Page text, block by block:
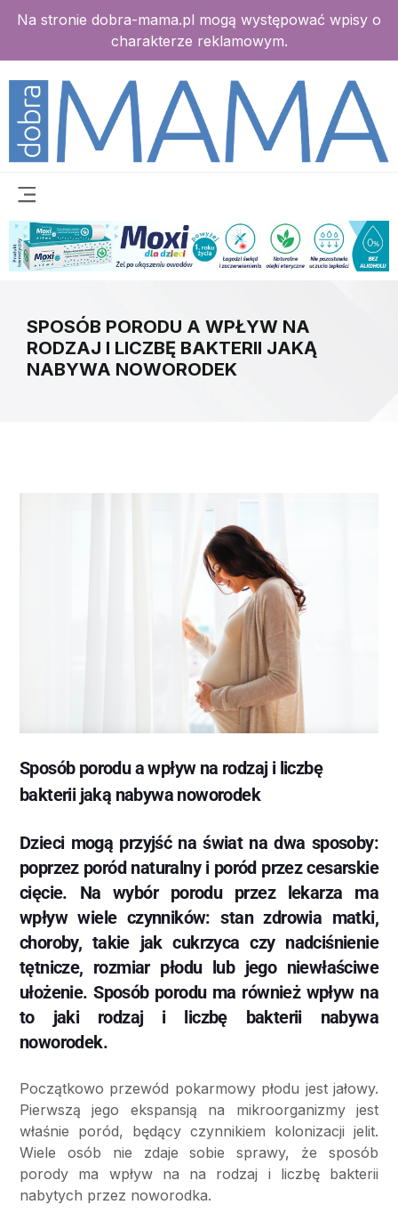
Na stronie dobra-mama.pl mogą występować wpisy o
charakterze reklamowym.
SPOSÓB PORODU A WPŁYW NA
RODZAJ I LICZBĘ BAKTERII JAKĄ
NABYWA NOWORODEK
Sposób porodu a wpływ na rodzaj i liczbę
bakterii jaką nabywa noworodek
Dzieci mogą przyjść na świat na dwa sposoby:
poprzez poród naturalny i poród przez cesarskie
cięcie. Na wybór porodu przez lekarza ma
wpływ wiele czynników: stan zdrowia matki,
choroby, takie jak cukrzyca czy nadciśnienie
tętnicze, rozmiar płodu lub jego niewłaściwe
ułożenie. Sposób porodu ma również wpływ na
to jaki rodzaj i liczbę bakterii nabywa
noworodek.
Początkowo przewód pokarmowy płodu jest jałowy.
Pierwszą jego ekspansją na mikroorganizmy jest
właśnie poród, będący czynnikiem kolonizacji jelit.
Wiele osób nie zdaje sobie sprawy, że sposób
porody ma wpływ na na rodzaj i liczbę bakterii
nabytych przez noworodka.